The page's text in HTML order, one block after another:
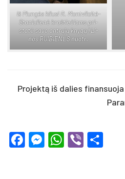
Iš Plun­gės ki­lu­si R. Mont­vi­lai­tė-
Sta­niu­lie­nė kraš­tie­čiams pri­
sta­tė sa­vo ant­rą­ją kny­gą | Li­
nos RUI­BIE­NĖS nuo­tr.
Projektą iš dalies
Facebook
Messenger
Viber